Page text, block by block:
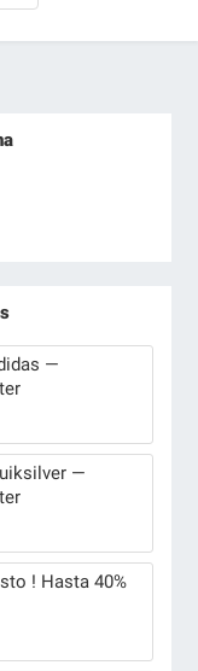
—
—
! Hasta 40%